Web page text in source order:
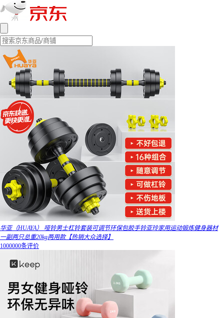
华亚（HUAYA） 哑铃男士杠铃套装可调节环保包胶手铃亚玲家用运动锻炼健身器材
一副两只总重20kg两用款【热销大众选择】
1000000条评价